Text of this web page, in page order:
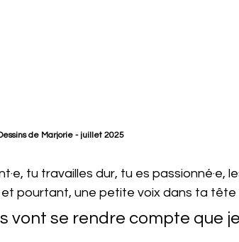
de Marjorie - juillet 2025
tu travailles dur, tu es passionné·e,
pourtant, une petite voix dans ta tête
vont se rendre compte que